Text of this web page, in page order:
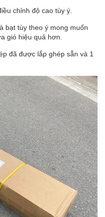
chỉnh độ cao tùy ý.
bạt tùy theo ý mong muốn
gió hiệu quả hơn.
đã được lắp ghép sẵn và 1